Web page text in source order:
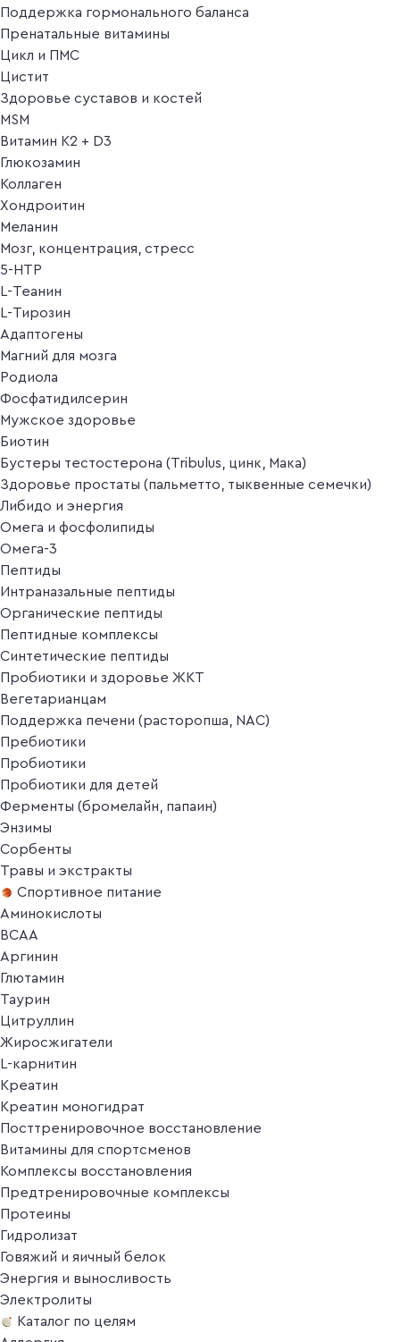
Поддержка гормонального баланса
Пренатальные витамины
Цикл и ПМС
Цистит
Здоровье суставов и костей
MSM
Витамин K2 + D3
Глюкозамин
Коллаген
Хондроитин
Меланин
Мозг, концентрация, стресс
5-HTP
L-Теанин
L-Тирозин
Адаптогены
Магний для мозга
Родиола
Фосфатидилсерин
Мужское здоровье
Биотин
Бустеры тестостерона (Tribulus, цинк, Мака)
Здоровье простаты (пальметто, тыквенные семечки)
Либидо и энергия
Омега и фосфолипиды
Омега-3
Пептиды
Интраназальные пептиды
Органические пептиды
Пептидные комплексы
Синтетические пептиды
Пробиотики и здоровье ЖКТ
Вегетарианцам
Поддержка печени (расторопша, NAC)
Пребиотики
Пробиотики
Пробиотики для детей
Ферменты (бромелайн, папаин)
Энзимы
Сорбенты
Травы и экстракты
Спортивное питание
Аминокислоты
BCAA
Аргинин
Глютамин
Таурин
Цитруллин
Жиросжигатели
L-карнитин
Креатин
Креатин моногидрат
Посттренировочное восстановление
Витамины для спортсменов
Комплексы восстановления
Предтренировочные комплексы
Протеины
Гидролизат
Говяжий и яичный белок
Энергия и выносливость
Электролиты
Каталог по целям